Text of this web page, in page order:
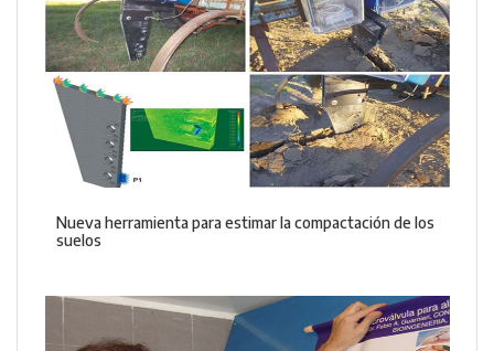
Nueva herramienta para estimar la compactación de los
suelos